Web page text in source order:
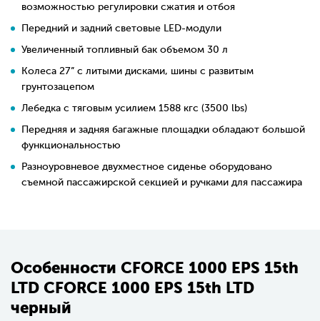
возможностью регулировки сжатия и отбоя
Передний и задний световые LED-модули
Увеличенный топливный бак объемом 30 л
Колеса 27” с литыми дисками, шины с развитым
грунтозацепом
Лебедка с тяговым усилием 1588 кгс (3500 lbs)
Передняя и задняя багажные площадки обладают большой
функциональностью
Разноуровневое двухместное сиденье оборудовано
съемной пассажирской секцией и ручками для пассажира
Особенности CFORCE 1000 EPS 15th
LTD CFORCE 1000 EPS 15th LTD
черный